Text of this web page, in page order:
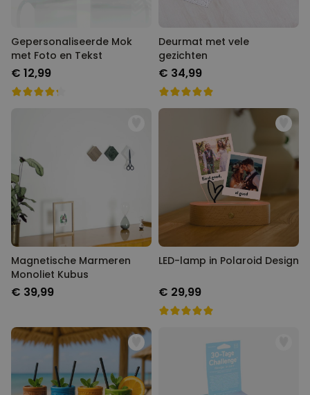
Gepersonaliseerde Mok
met Foto en Tekst
€ 12,99
Deurmat met vele
gezichten
€ 34,99
Magnetische Marmeren
Monoliet Kubus
€ 39,99
LED-lamp in Polaroid Design
€ 29,99